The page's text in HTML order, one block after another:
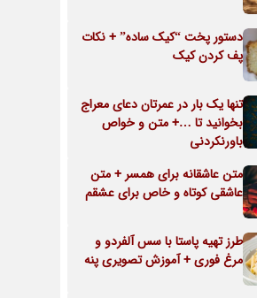
دستور پخت “کیک ساده” + نکات
پف کردن کیک
تنها یک بار در عمرتان دعای معراج
بخوانید تا …+ متن و خواص
باورنکردنی
متن عاشقانه برای همسر + متن
عاشقی کوتاه و خاص برای عشقم
طرز تهیه پاستا با سس آلفردو و
مرغ فوری + آموزش تصویری پنه